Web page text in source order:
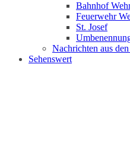
Bahnhof
Feuerwehr
St. Josef
Nachrichten aus
Sehenswert